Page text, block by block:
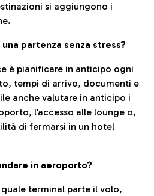
si aggiungono i
partenza senza stress?
è pianificare in anticipo ogni
tempi di arrivo, documenti e
anche valutare in anticipo i
l’accesso alle lounge o,
di fermarsi in un hotel
in aeroporto?
terminal parte il volo,